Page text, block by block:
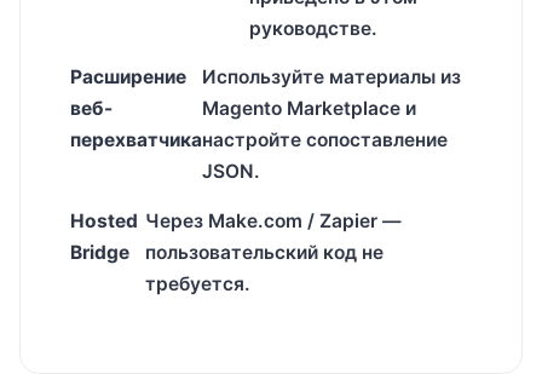
руководстве.
Расширение
веб-
перехватчика
Используйте материалы из
Magento Marketplace и
настройте сопоставление
JSON.
Hosted
Bridge
Через Make.com / Zapier —
пользовательский код не
требуется.